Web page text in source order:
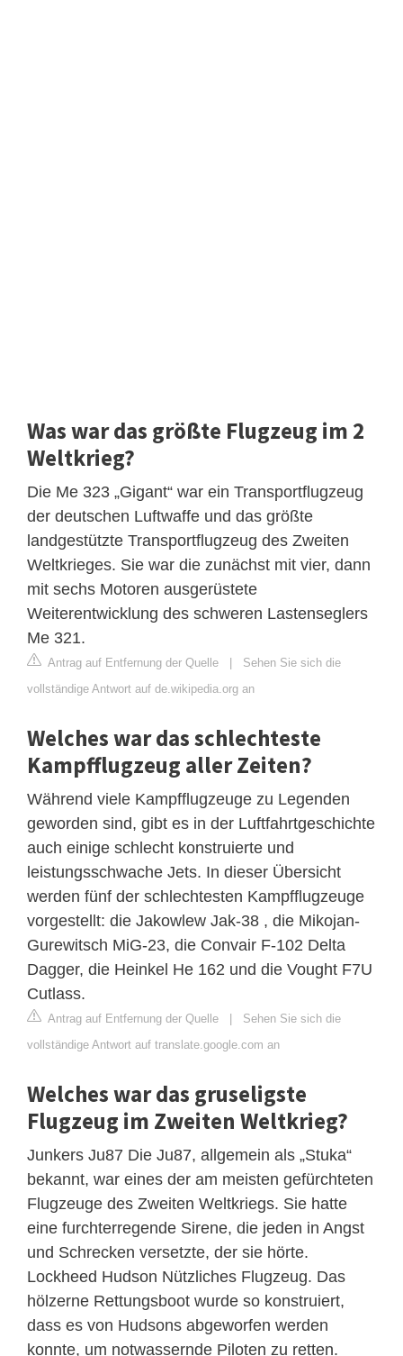
Was war das größte Flugzeug im 2
Weltkrieg?
Die Me 323 „Gigant“ war ein Transportflugzeug
der deutschen Luftwaffe und das größte
landgestützte Transportflugzeug des Zweiten
Weltkrieges. Sie war die zunächst mit vier, dann
mit sechs Motoren ausgerüstete
Weiterentwicklung des schweren Lastenseglers
Me 321.
Antrag auf Entfernung der Quelle | Sehen Sie sich die
vollständige Antwort auf de.wikipedia.org an
Welches war das schlechteste
Kampfflugzeug aller Zeiten?
Während viele Kampfflugzeuge zu Legenden
geworden sind, gibt es in der Luftfahrtgeschichte
auch einige schlecht konstruierte und
leistungsschwache Jets. In dieser Übersicht
werden fünf der schlechtesten Kampfflugzeuge
vorgestellt: die Jakowlew Jak-38 , die Mikojan-
Gurewitsch MiG-23, die Convair F-102 Delta
Dagger, die Heinkel He 162 und die Vought F7U
Cutlass.
Antrag auf Entfernung der Quelle | Sehen Sie sich die
vollständige Antwort auf translate.google.com an
Welches war das gruseligste
Flugzeug im Zweiten Weltkrieg?
Junkers Ju87 Die Ju87, allgemein als „Stuka“
bekannt, war eines der am meisten gefürchteten
Flugzeuge des Zweiten Weltkriegs. Sie hatte
eine furchterregende Sirene, die jeden in Angst
und Schrecken versetzte, der sie hörte.
Lockheed Hudson Nützliches Flugzeug. Das
hölzerne Rettungsboot wurde so konstruiert,
dass es von Hudsons abgeworfen werden
konnte, um notwassernde Piloten zu retten.